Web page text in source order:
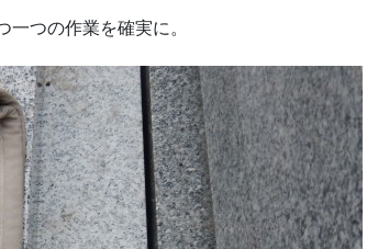
つの作業を確実に。